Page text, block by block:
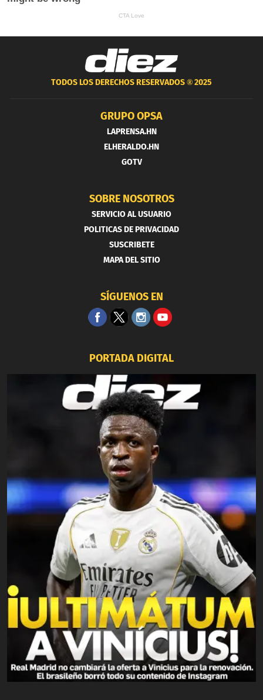
TODOS LOS DERECHOS RESERVADOS ®2025
GRUPO OPSA
LAPRENSA.HN
ELHERALDO.HN
GOTV
SOBRE NOSOTROS
SERVICIO AL USUARIO
POLITICAS DE PRIVACIDAD
SUSCRIBETE
MAPA DEL SITIO
SÍGUENOS EN
PORTADA DIGITAL